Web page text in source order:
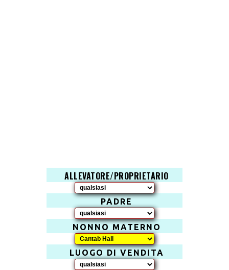
ALLEVATORE/PROPRIETARIO
PADRE
NONNO MATERNO
LUOGO DI VENDITA